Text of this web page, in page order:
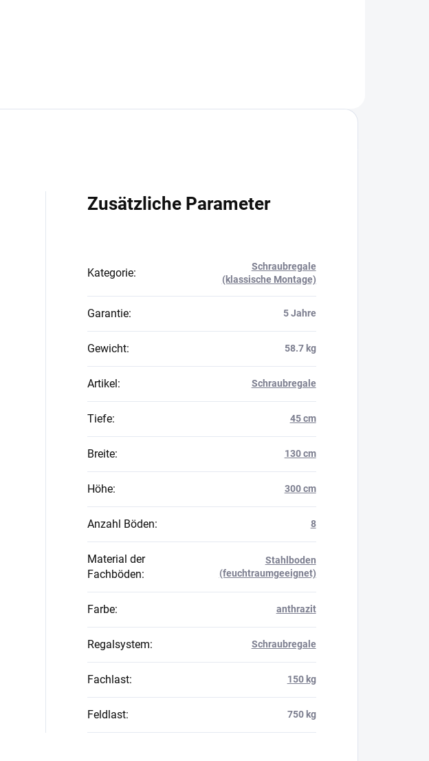
Zusätzliche Parameter
Kategorie:
Schraubregale
(klassische Montage)
Garantie: 5 Jahre
Gewicht: 58.7 kg
Artikel: Schraubregale
Tiefe: 45 cm
Breite: 130 cm
Höhe: 300 cm
Anzahl Böden: 8
Material der
Fachböden:
Stahlboden
(feuchtraumgeeignet)
Farbe: anthrazit
Regalsystem: Schraubregale
Fachlast: 150 kg
Feldlast: 750 kg